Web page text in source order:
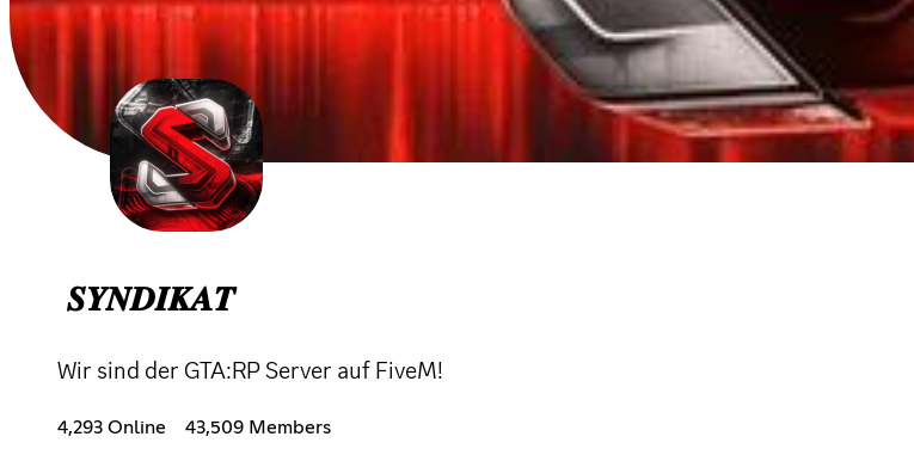
𝑺𝒀𝑵𝑫𝑰𝑲𝑨𝑻
Wir sind der GTA:RP Server auf FiveM!
4,293 Online 43,509 Members